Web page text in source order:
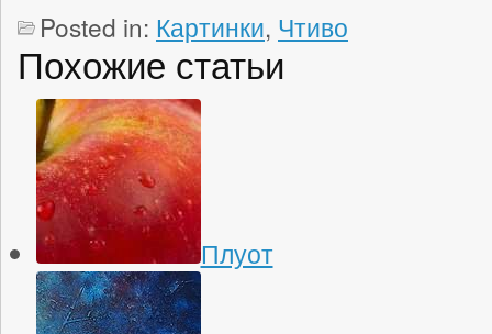
Posted in: Картинки, Чтиво
Похожие статьи
Плуот